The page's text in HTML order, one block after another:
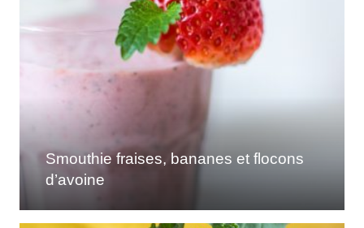
Smouthie fraises, bananes et flocons
d’avoine